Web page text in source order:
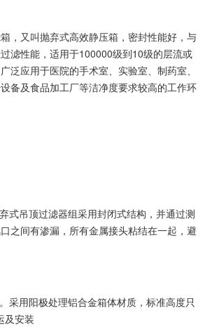
，又叫抛弃式高效静压箱，密封性能好，与
滤性能，适用于100000级到10级的层流或
泛应用于医院的手术室、实验室、制药室、
备及食品加工厂等洁净度要求较高的工作环
式吊顶过滤器组采用封闭式结构，并通过测
之间有渗漏，所有金属接头粘结在一起，避
采用阳极处理铝合金箱体材质，标准高度只
及安装